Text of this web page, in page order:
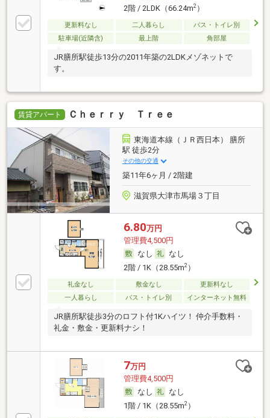
2階 / 2LDK（66.24m2）
更新料なし 二人暮らし
バス・トイレ別
駐車場(近隣含)
最上階 角部屋
JR膳所駅徒歩13分の2011年築の2LDKメゾネットで
す。
賃貸アパート Ｃｈｅｒｒｙ Ｔｒｅｅ
東海道本線（ＪＲ西日本） 膳所
駅 徒歩2分
その他の交通
築11年6ヶ月 / 2階建
滋賀県大津市馬場３丁目
6.80万円
管理費4,500円
なし
なし
2階 / 1K（28.55m2）
礼金なし 敷金なし
更新料なし
一人暮らし
バス・トイレ別 インターネット無料
JR膳所駅徒歩3分のロフト付1Kハイツ！ 仲介手数料・
礼金・敷金・更新料ナシ！
7万円
管理費4,500円
なし
なし
1階 / 1K（28.55m2）